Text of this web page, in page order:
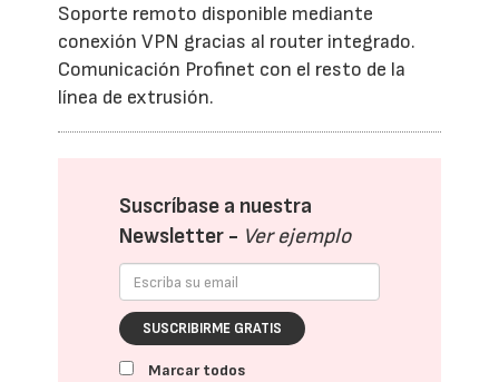
Soporte remoto disponible mediante
conexión VPN gracias al router integrado.
Comunicación Profinet con el resto de la
línea de extrusión.
Suscríbase a nuestra
Newsletter - Ver ejemplo
SUSCRIBIRME GRATIS
Marcar todos